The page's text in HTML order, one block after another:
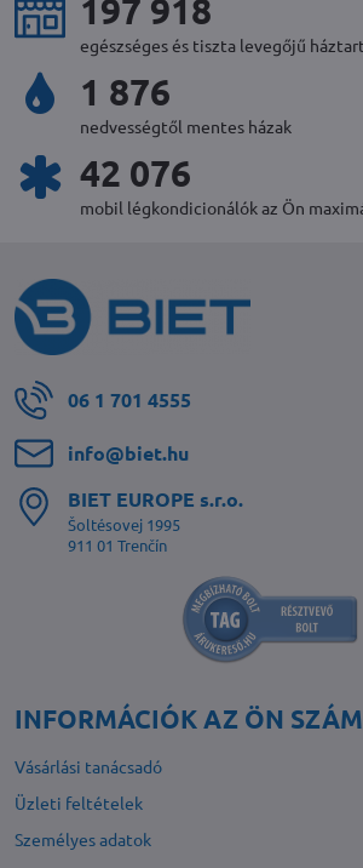
217 119
egészséges és tiszta levegőjű
2 058
nedvességtől mentes házak
46 158
mobil légkondicionálók az Ön
06 1 701 4555
info​@biet​.hu
BIET EUROPE s​.r​.o​.
Šoltésovej 1995
911 01 Trenčín
INFORMÁCIÓK AZ ÖN
Vásárlási tanácsadó
Üzleti feltételek
Személyes adatok